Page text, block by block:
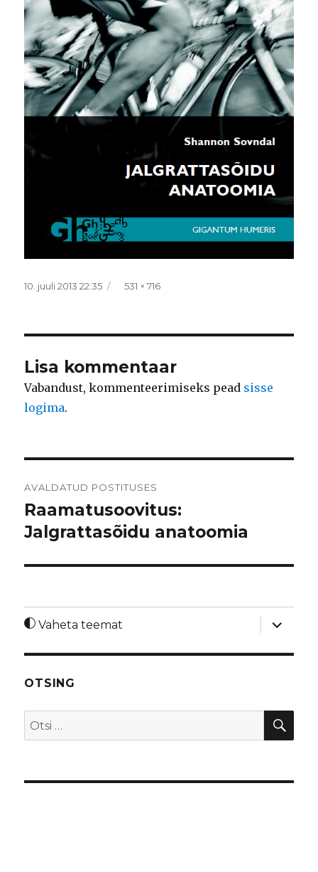
Postitatud
10. juuli 2013 22:35 Täissuurus
531 × 716
Lisa kommentaar
Vabandust, kommenteerimiseks pead sisse
logima.
AVALDATUD POSTITUSES
Raamatusoovitus:
Jalgrattasõidu anatoomia
Vaheta teemat
laienda
OTSING
Otsi: